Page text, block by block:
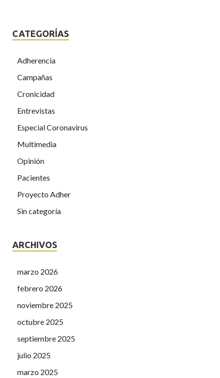
CATEGORÍAS
Adherencia
Campañas
Cronicidad
Entrevistas
Especial Coronavirus
Multimedia
Opinión
Pacientes
Proyecto Adher
Sin categoría
ARCHIVOS
marzo 2026
febrero 2026
noviembre 2025
octubre 2025
septiembre 2025
julio 2025
marzo 2025